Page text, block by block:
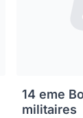
14 eme
militaires